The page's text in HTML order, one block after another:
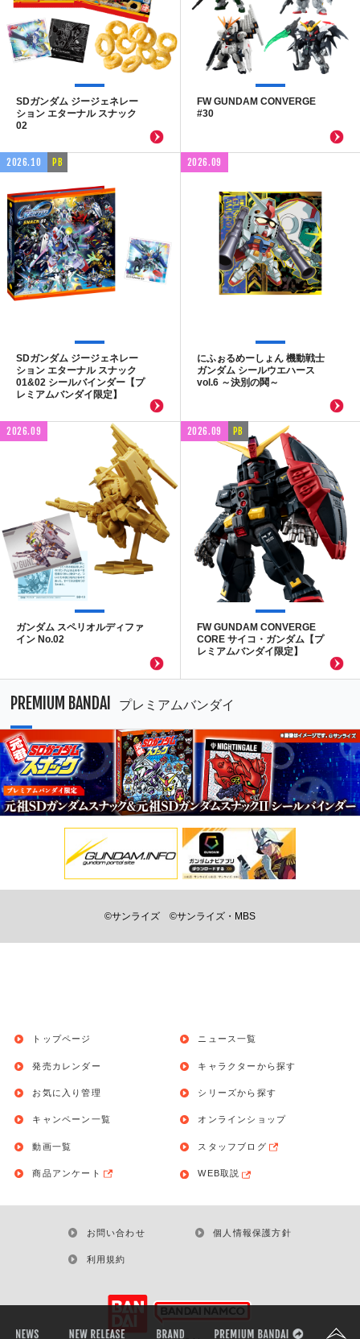
SDガンダム ジージェネレー
ション エターナル スナック
02
FW GUNDAM CONVERGE
#30
2026.10 PB
SDガンダム ジージェネレー
ション エターナル スナック
01&02 シールバインダー【プ
レミアムバンダイ限定】
2026.09
にふぉるめーしょん 機動戦士
ガンダム シールウエハース
vol.6 ～決別の鬨～
2026.09
ガンダム スペリオルディファ
イン No.02
2026.09 PB
FW GUNDAM CONVERGE
CORE サイコ・ガンダム【プ
レミアムバンダイ限定】
PREMIUM BANDAI プレミアムバンダイ
©サンライズ ©サンライズ・MBS
トップページ
発売カレンダー
お気に入り管理
ニュース一覧
キャラクターから探す
シリーズから探す
キャンペーン一覧
動画一覧
商品アンケート
オンラインショップ
スタッフブログ
WEB取説
お問い合わせ 個人情報保護方針
利用規約